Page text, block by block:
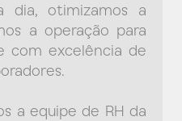
dia, otimizamos a
a operação para
com excelência de
a equipe de RH da